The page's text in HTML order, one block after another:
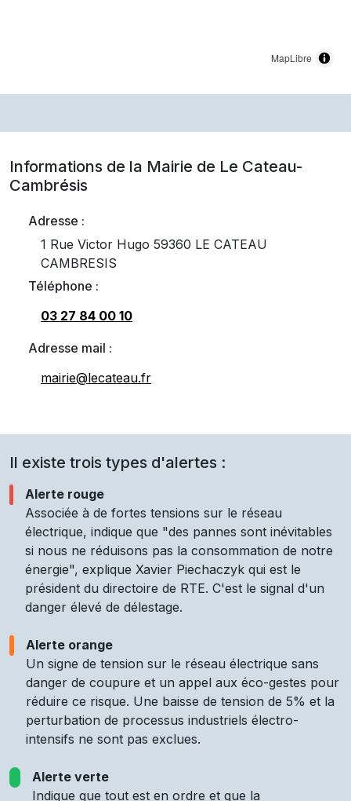
MapLibre
Informations de la Mairie de Le Cateau-
Cambrésis
Adresse :
1 Rue Victor Hugo 59360 LE CATEAU
CAMBRESIS
Téléphone :
03 27 84 00 10
Adresse mail :
mairie@lecateau.fr
Il existe trois types d'alertes :
Alerte rouge
Associée à de fortes tensions sur le réseau
électrique, indique que "des pannes sont inévitables
si nous ne réduisons pas la consommation de notre
énergie", explique Xavier Piechaczyk qui est le
président du directoire de RTE. C'est le signal d'un
danger élevé de délestage.
Alerte orange
Un signe de tension sur le réseau électrique sans
danger de coupure et un appel aux éco-gestes pour
réduire ce risque. Une baisse de tension de 5% et la
perturbation de processus industriels électro-
intensifs ne sont pas exclues.
Alerte verte
Indique que tout est en ordre et que la